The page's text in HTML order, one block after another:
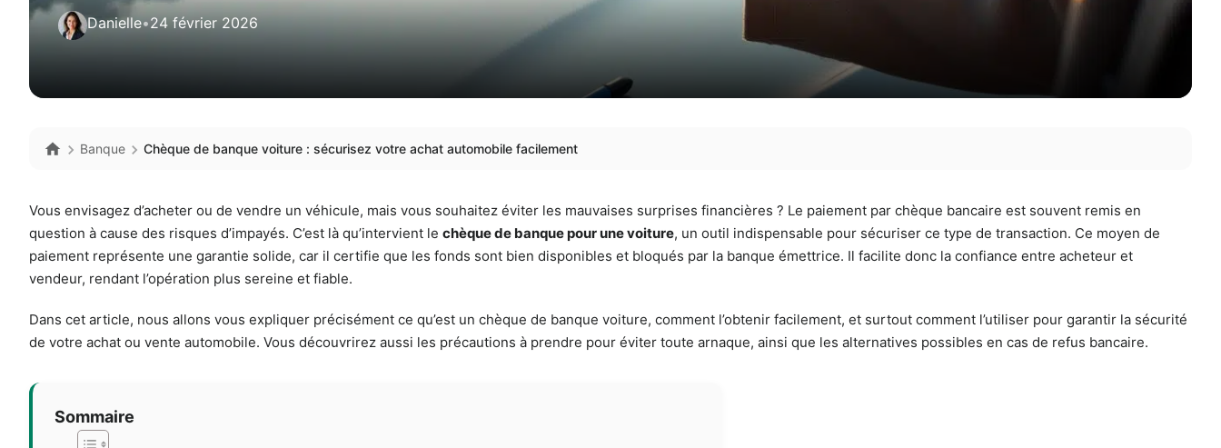
Danielle•24 février 2026
Banque Chèque de banque voiture : sécurisez votre achat automobile facilement
Vous envisagez d’acheter ou de vendre un véhicule, mais vous souhaitez éviter les mauvaises surprises financières ? Le paiement par chèque bancaire est souvent remis en
question à cause des risques d’impayés. C’est là qu’intervient le chèque de banque pour une voiture, un outil indispensable pour sécuriser ce type de transaction. Ce moyen de
paiement représente une garantie solide, car il certifie que les fonds sont bien disponibles et bloqués par la banque émettrice. Il facilite donc la confiance entre acheteur et
vendeur, rendant l’opération plus sereine et fiable.
Dans cet article, nous allons vous expliquer précisément ce qu’est un chèque de banque voiture, comment l’obtenir facilement, et surtout comment l’utiliser pour garantir la sécurité
de votre achat ou vente automobile. Vous découvrirez aussi les précautions à prendre pour éviter toute arnaque, ainsi que les alternatives possibles en cas de refus bancaire.
Sommaire